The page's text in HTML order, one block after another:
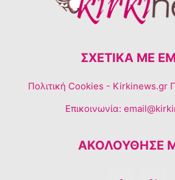
ΣΧΕΤΙΚΆ ΜΕ
Πολιτική Cookies - Kirkinews.gr
Επικοινωνία:
ΑΚΟΛΟΥΘΗΣΕ